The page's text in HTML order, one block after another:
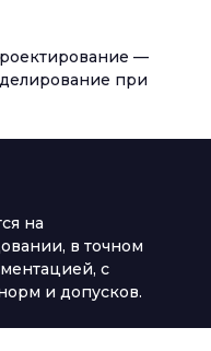
—
при
на
в точном
с
и допусков.